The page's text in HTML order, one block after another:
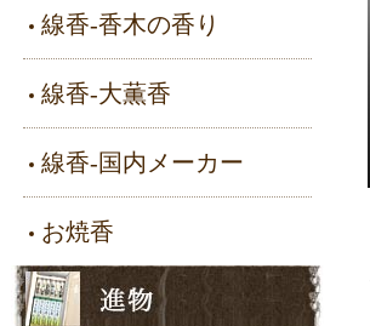
線香-香木の香り
線香-大薫香
線香-国内メーカー
お焼香